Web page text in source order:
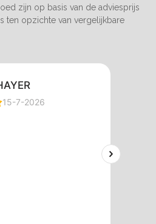
zijn op basis van de adviesprijs
ten opzichte van vergelijkbare